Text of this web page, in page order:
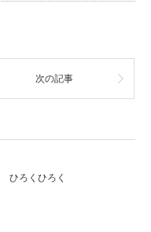
次の記事
ひろくひろく